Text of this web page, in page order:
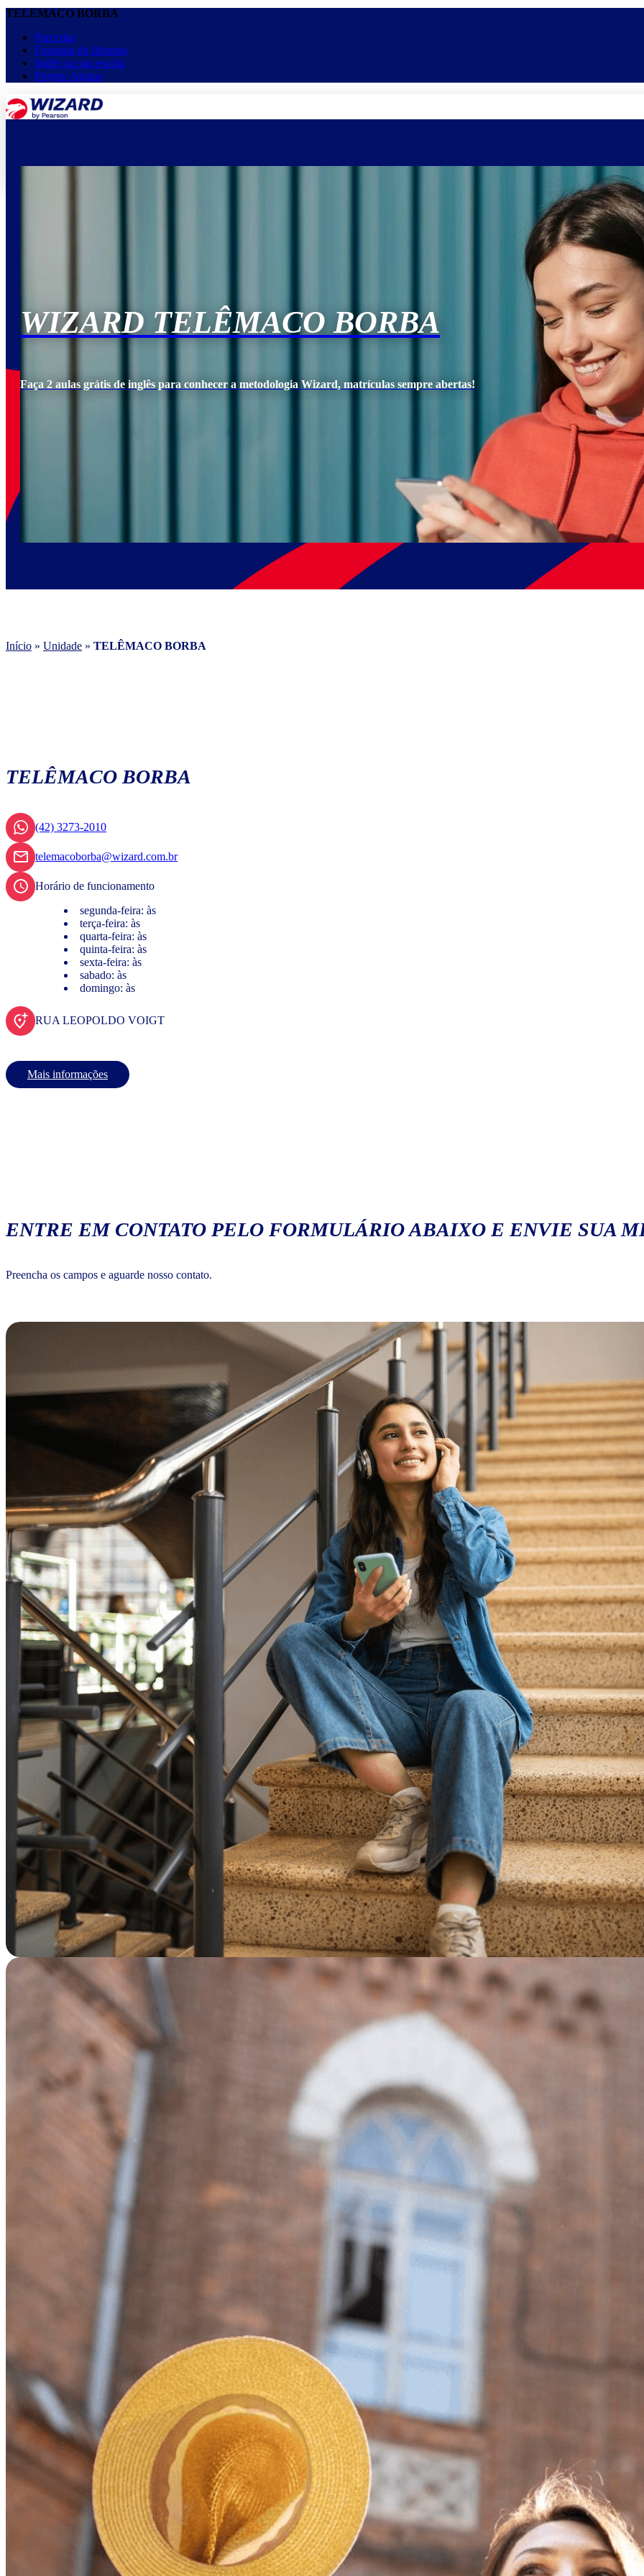
TELÊMACO BORBA
Parcerias
Franquia de Idiomas
Inglês na sua escola
Projeto Águias
Equipe
WIZARD TELÊMACO BORBA
Faça 2 aulas grátis de inglês para conhecer a metodologia Wizard, matrículas sempre abertas!
Início » Unidade » TELÊMACO BORBA
TELÊMACO BORBA
(42) 3273-2010
telemacoborba@wizard.com.br
Horário de funcionamento
segunda-feira: às
terça-feira: às
quarta-feira: às
quinta-feira: às
sexta-feira: às
sabado: às
domingo: às
RUA LEOPOLDO VOIGT
Mais informações
ENTRE EM CONTATO PELO FORMULÁRIO ABAIXO E ENVIE SUA
Preencha os campos e aguarde nosso contato.